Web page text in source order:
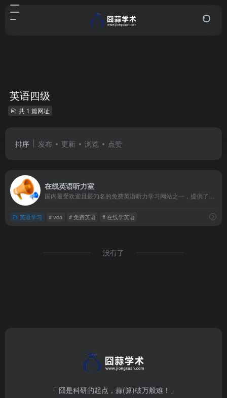
英语四级
共 1 篇网址
排序 发布 更新 浏览 点赞
在线英语听力室
英语学习 # voa # 免费英语 # 在线学英语
没有了
「 囧是科研的起点，蒜(算)破万般难！」